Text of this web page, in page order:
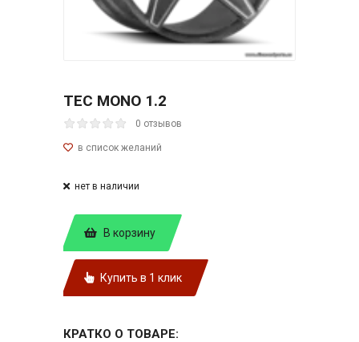
TEC MONO 1.2
0 отзывов
нет в наличии
В корзину
Купить в 1 клик
КРАТКО О ТОВАРЕ: